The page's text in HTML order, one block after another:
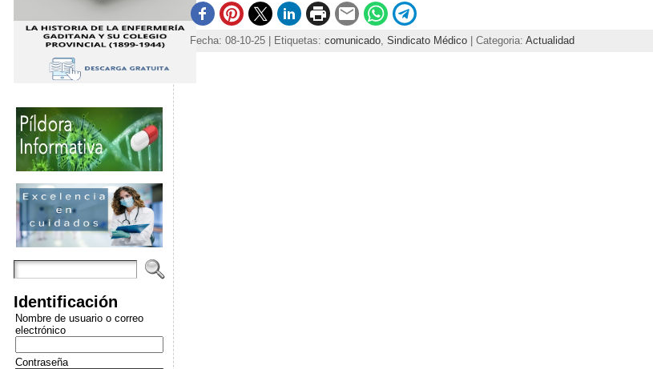
Identificación
Nombre de usuario o correo
electrónico
Contraseña
Fecha: 08-10-25 | Etiquetas: comunicado, Sindicato Médico| Categoria: Actualidad